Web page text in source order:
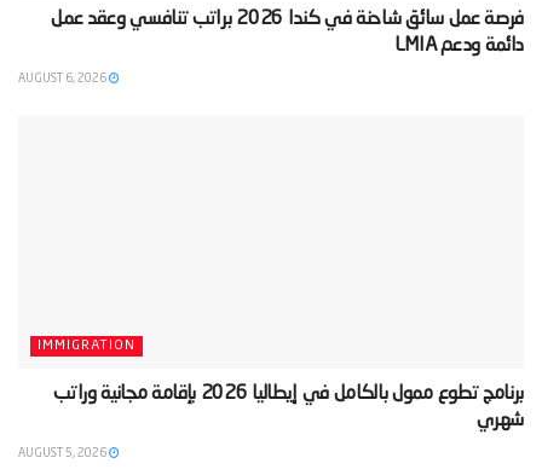
‫فرصة عمل سائق شاحنة في كندا 2026 براتب تنافسي وعقد عمل
دائمة ودعم LMIA‬
IMMIGRATION
‫برنامج تطوع ممول بالكامل في إيطاليا 2026 بإقامة مجانية وراتب
شهري‬